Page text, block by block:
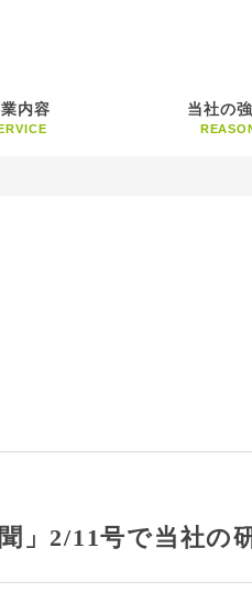
内容 当社の
」2/11号で当社の